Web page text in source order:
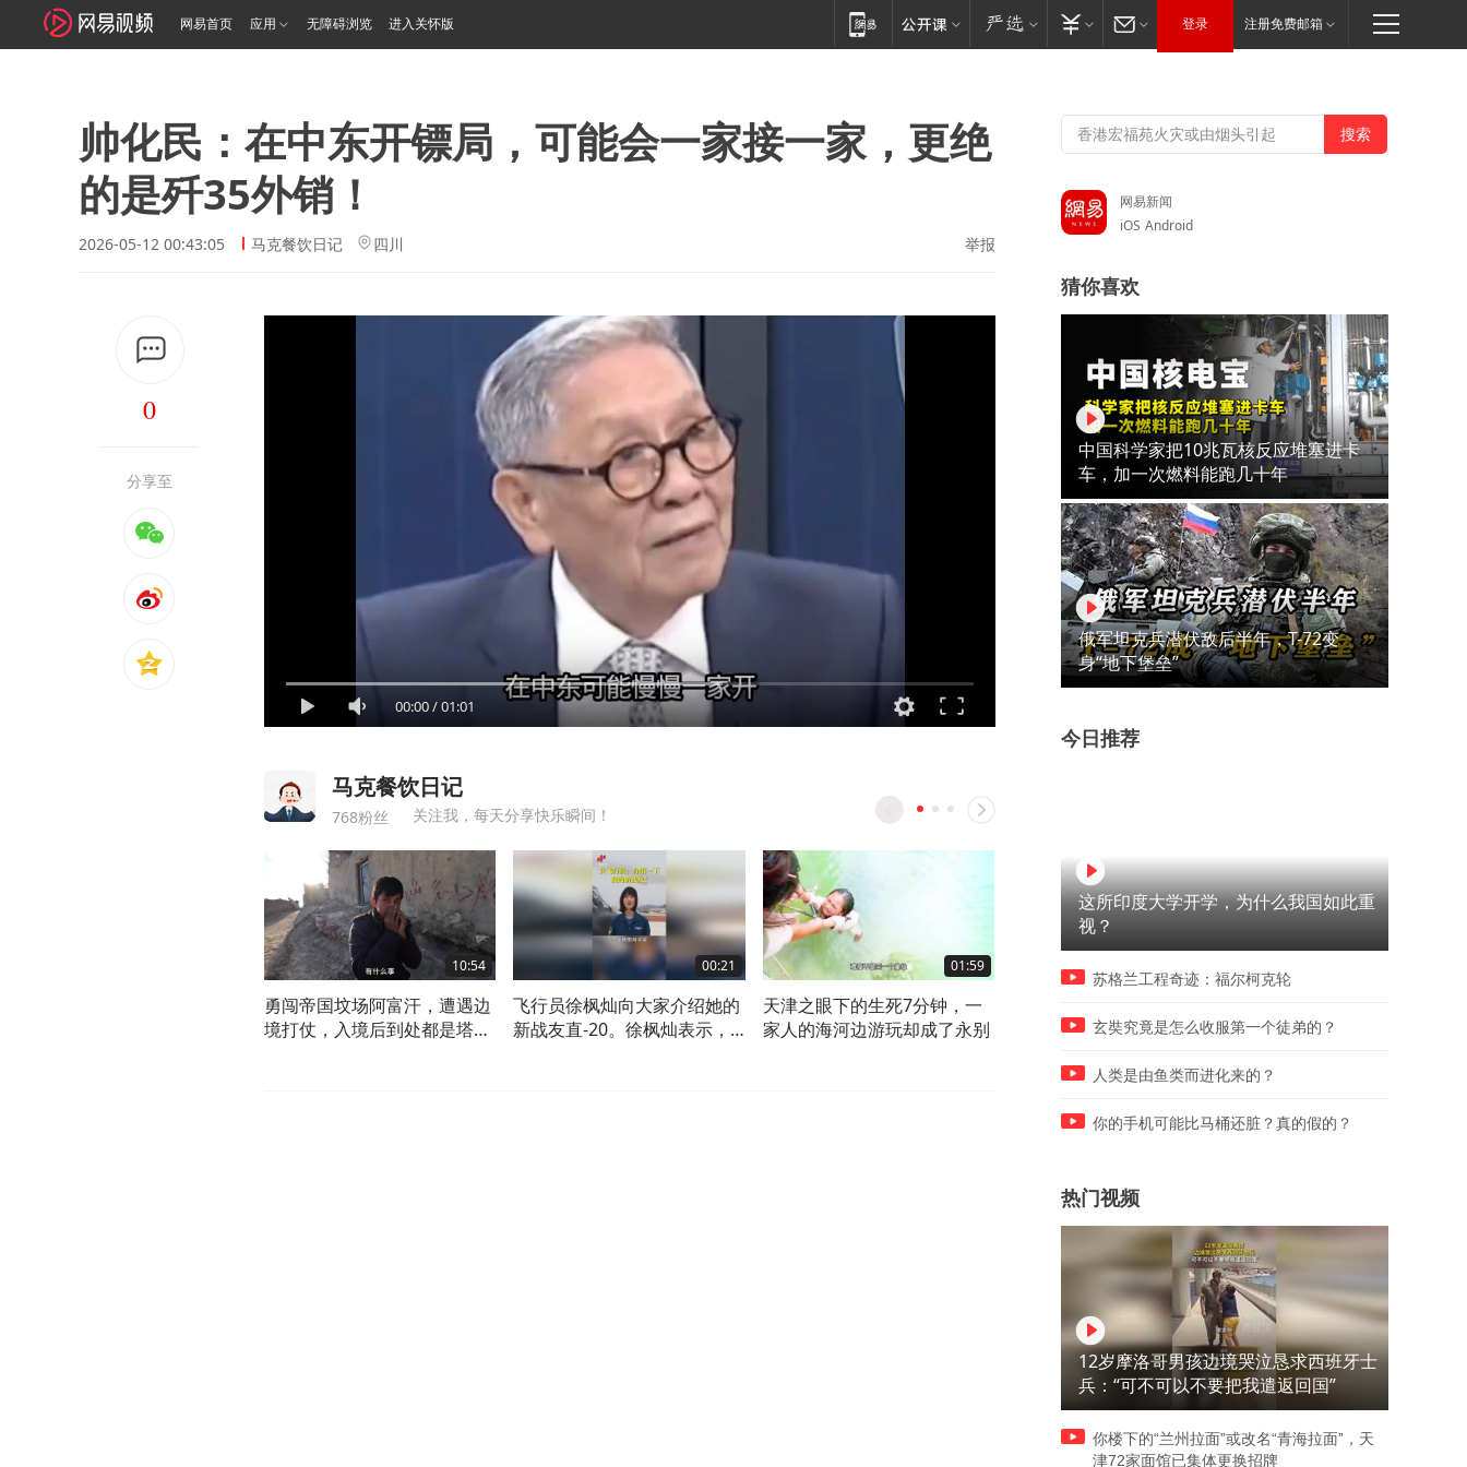
网易首页 应用 无障碍浏览 进入关怀版 登录 注册免费邮箱
帅化民：在中东开镖局，可能会一家接一家，更绝
的是歼35外销！
2026-05-12 00:43:05 马克餐饮日记 四川 举报
0
分享至
00:00/01:01
马克餐饮日记
768粉丝 关注我，每天分享快乐瞬间！
10:54
勇闯帝国坟场阿富汗，遭遇边
境打仗，入境后到处都是塔利
00:21
飞行员徐枫灿向大家介绍她的
新战友直-20。徐枫灿表示，
01:59
天津之眼下的生死7分钟，一
家人的海河边游玩却成了永别
逛曼谷，跟路人解释“正在追
悠扬，韵味无穷，超级好听
网易新闻
iOS Android
猜你喜欢
中国科学家把10兆瓦核反应堆塞进卡
车，加一次燃料能跑几十年
俄军坦克兵潜伏敌后半年，T-72变
身“地下堡垒”
今日推荐
这所印度大学开学，为什么我国如此重
视？
苏格兰工程奇迹：福尔柯克轮
玄奘究竟是怎么收服第一个徒弟的？
人类是由鱼类而进化来的？
你的手机可能比马桶还脏？真的假的？
热门视频
12岁摩洛哥男孩边境哭泣恳求西班牙士
兵：“可不可以不要把我遣返回国”
你楼下的“兰州拉面”或改名“青海拉面”，天
津72家面馆已集体更换招牌